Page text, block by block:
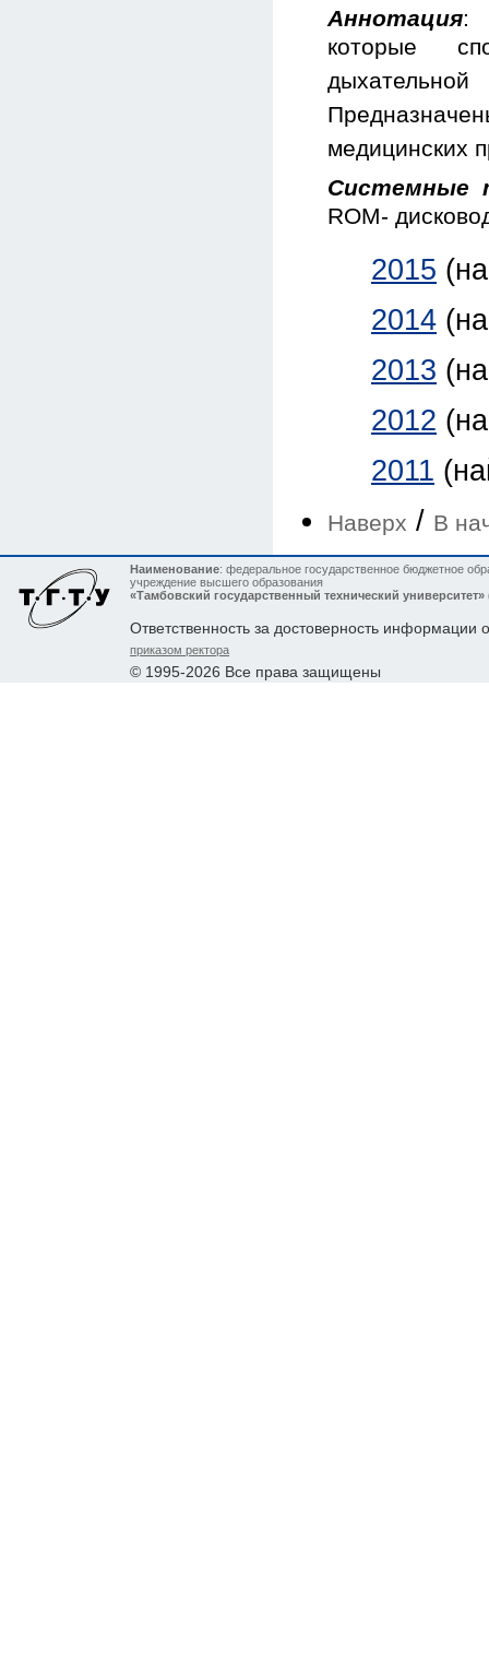
Аннотация:
которые
медицинских
Системные
ROM-
2015
2014
2013
2012
2011
Наверх / В
Наименование: федеральное государственное бюджетное
учреждение высшего образования
«Тамбовский государственный технический
Ответственность за достоверность информации
приказом ректора
© 1995-2026 Все права защищены